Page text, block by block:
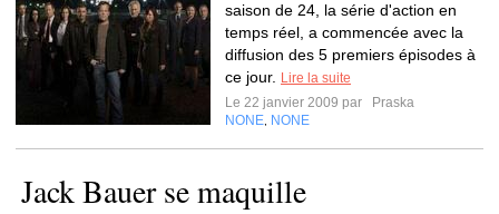
saison de 24, la série d'action en
temps réel, a commencée avec la
diffusion des 5 premiers épisodes à
ce jour.
Lire la suite
Le 22 janvier 2009 par
Praska
NONE NONE
Jack Bauer se maquille